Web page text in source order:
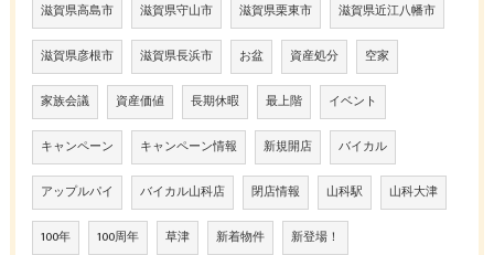
滋賀県高島市 滋賀県守山市 滋賀県栗東市 滋賀県近江八幡市
滋賀県彦根市 滋賀県長浜市 お盆 資産処分 空家
家族会議 資産価値 長期休暇 最上階 イベント
キャンペーン キャンペーン情報 新規開店 バイカル
アップルパイ バイカル山科店 閉店情報 山科駅 山科大津
100年 100周年 草津 新着物件 新登場！